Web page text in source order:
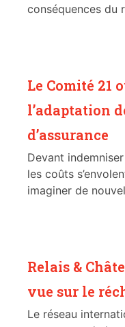
conséquences du
Le Comité 21
l’adaptation
d’assurance
Devant
les coûts
imaginer de
Relais &
vue sur le
Le réseau